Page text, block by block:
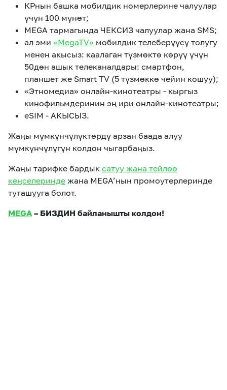
КРнын башка мобилдик номерлерине чалуулар
үчүн 100 мүнөт;
MEGA тармагында ЧЕКСИЗ чалуулар жана SMS;
ал эми «MegaTV» мобилдик телеберүүсү толугу
менен акысыз: каалаган түзмөктө көрүү үчүн
50дөн ашык телеканалдары: смартфон,
планшет же Smart TV (5 түзмөккө чейин кошуу);
«Этномедиа» онлайн-кинотеатры - кыргыз
кинофильмдеринин эң ири онлайн-кинотеатры;
eSIM - АКЫСЫЗ.
Жаңы мүмкүнчүлүктөрдү арзан баада алуу
мүмкүнчүлүгүн колдон чыгарбаңыз.
Жаңы тарифке бардык сатуу жана тейлөө
кеңселеринде жана MEGA’нын промоутерлеринде
туташууга болот.
MEGA – БИЗДИН байланышты колдон!